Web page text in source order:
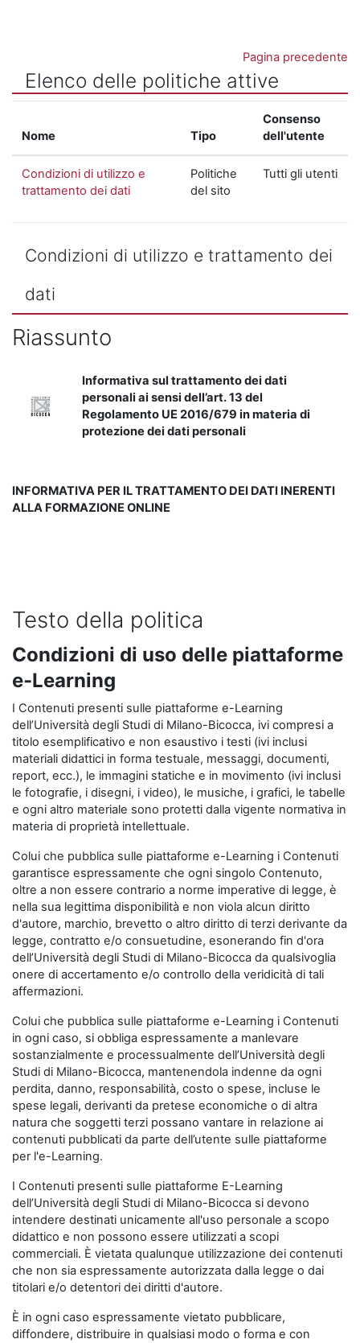
Pagina precedente
Elenco delle politiche attive
Nome Tipo
Consenso
dell'utente
Condizioni di utilizzo e
trattamento dei dati
Politiche
del sito
Tutti gli utenti
Condizioni di utilizzo e trattamento dei
dati
Riassunto
Informativa sul trattamento dei dati
personali ai sensi dell’art. 13 del
Regolamento UE 2016/679 in materia di
protezione dei dati personali
INFORMATIVA PER IL TRATTAMENTO DEI DATI INERENTI
ALLA FORMAZIONE ONLINE
Testo della politica
Condizioni di uso delle piattaforme
e-Learning
I Contenuti presenti sulle piattaforme e-Learning
dell’Università degli Studi di Milano-Bicocca, ivi compresi a
titolo esemplificativo e non esaustivo i testi (ivi inclusi
materiali didattici in forma testuale, messaggi, documenti,
report, ecc.), le immagini statiche e in movimento (ivi inclusi
le fotografie, i disegni, i video), le musiche, i grafici, le tabelle
e ogni altro materiale sono protetti dalla vigente normativa in
materia di proprietà intellettuale.
Colui che pubblica sulle piattaforme e-Learning i Contenuti
garantisce espressamente che ogni singolo Contenuto,
oltre a non essere contrario a norme imperative di legge, è
nella sua legittima disponibilità e non viola alcun diritto
d'autore, marchio, brevetto o altro diritto di terzi derivante da
legge, contratto e/o consuetudine, esonerando fin d'ora
dell’Università degli Studi di Milano-Bicocca da qualsivoglia
onere di accertamento e/o controllo della veridicità di tali
affermazioni.
Colui che pubblica sulle piattaforme e-Learning i Contenuti
in ogni caso, si obbliga espressamente a manlevare
sostanzialmente e processualmente dell’Università degli
Studi di Milano-Bicocca, mantenendola indenne da ogni
perdita, danno, responsabilità, costo o spese, incluse le
spese legali, derivanti da pretese economiche o di altra
natura che soggetti terzi possano vantare in relazione ai
contenuti pubblicati da parte dell’utente sulle piattaforme
per l'e-Learning.
I Contenuti presenti sulle piattaforme E-Learning
dell’Università degli Studi di Milano-Bicocca si devono
intendere destinati unicamente all'uso personale a scopo
didattico e non possono essere utilizzati a scopi
commerciali. È vietata qualunque utilizzazione dei contenuti
che non sia espressamente autorizzata dalla legge o dai
titolari e/o detentori dei diritti d'autore.
È in ogni caso espressamente vietato pubblicare,
diffondere, distribuire in qualsiasi modo o forma e con